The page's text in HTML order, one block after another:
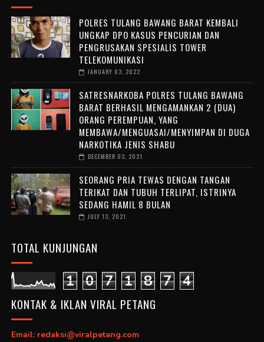
POLRES TULANG BAWANG BARAT KEMBALI
UNGKAP DPO KASUS PENCURIAN DAN
PENGRUSAKAN SPESIALIS TOWER
TELEKOMUNIKASI
JANUARY 03, 2022
SATRESNARKOBA POLRES TULANG BAWANG
BARAT BERHASIL MENGAMANKAN 2 (DUA)
ORANG PEREMPUAN, YANG
MEMBAWA/MENGUASAI/MENYIMPAN DI DUGA
NARKOTIKA JENIS SHABU
DECEMBER 03, 2021
SEORANG PRIA TEWAS DENGAN TANGAN
TERIKAT DAN TUBUH TERLIPAT, ISTRINYA
SEDANG HAMIL 8 BULAN
JULY 13, 2021
TOTAL KUNJUNGAN
1 0 7 1 8 7 4
KONTAK & IKLAN VIRAL PETANG
Email: redaksi@viralpetang.com